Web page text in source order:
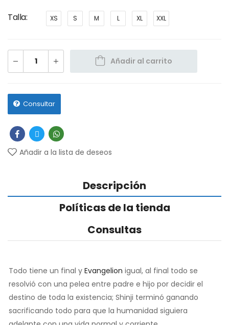
Talla XS S M L XL XXL
Añadir al carrito
Consultar
Añadir a la lista de deseos
Descripción
Políticas de la tienda
Consultas
Todo tiene un final y Evangelion igual, al final todo se
resolvió con una pelea entre padre e hijo por decidir el
destino de toda la existencia; Shinji terminó ganando
sacrificando todo para que la humanidad siguiera